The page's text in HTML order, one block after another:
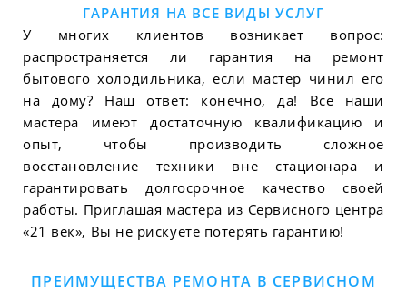
ГАРАНТИЯ НА ВСЕ ВИДЫ УСЛУГ
У многих клиентов возникает вопрос:
распространяется ли гарантия на ремонт
бытового холодильника, если мастер чинил его
на дому? Наш ответ: конечно, да! Все наши
мастера имеют достаточную квалификацию и
опыт, чтобы производить сложное
восстановление техники вне стационара и
гарантировать долгосрочное качество своей
работы. Приглашая мастера из Сервисного центра
«21 век», Вы не рискуете потерять гарантию!
ПРЕИМУЩЕСТВА РЕМОНТА В СЕРВИСНОМ